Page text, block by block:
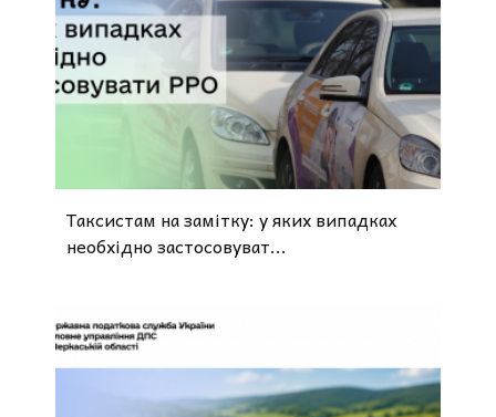
Таксистам на замітку: у яких випадках
необхідно застосовуват...